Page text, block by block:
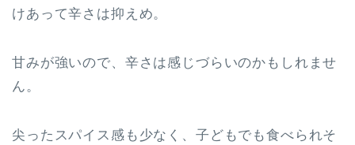
けあって辛さは抑えめ。
甘みが強いので、辛さは感じづらいのかもしれませ
ん。
尖ったスパイス感も少なく、子どもでも食べられそ